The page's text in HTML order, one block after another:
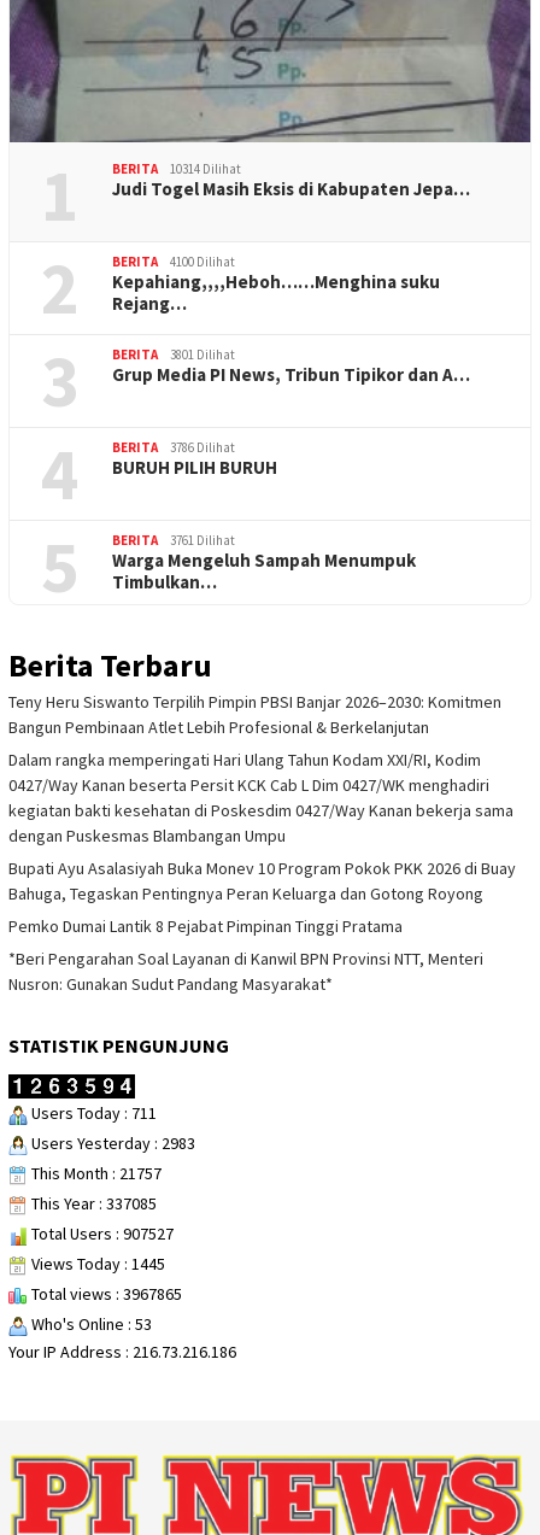
1 BERITA 10314 Dilihat
Judi Togel Masih Eksis di Kabupaten Jepa…
2 BERITA 4100 Dilihat
Kepahiang,,,,Heboh……Menghina suku
Rejang…
3 BERITA 3801 Dilihat
Grup Media PI News, Tribun Tipikor dan A…
4 BERITA 3786 Dilihat
BURUH PILIH BURUH
5 BERITA 3761 Dilihat
Warga Mengeluh Sampah Menumpuk
Timbulkan…
Berita Terbaru
Teny Heru Siswanto Terpilih Pimpin PBSI Banjar 2026–2030: Komitmen
Bangun Pembinaan Atlet Lebih Profesional & Berkelanjutan
Dalam rangka memperingati Hari Ulang Tahun Kodam XXI/RI, Kodim
0427/Way Kanan beserta Persit KCK Cab L Dim 0427/WK menghadiri
kegiatan bakti kesehatan di Poskesdim 0427/Way Kanan bekerja sama
dengan Puskesmas Blambangan Umpu
Bupati Ayu Asalasiyah Buka Monev 10 Program Pokok PKK 2026 di Buay
Bahuga, Tegaskan Pentingnya Peran Keluarga dan Gotong Royong
Pemko Dumai Lantik 8 Pejabat Pimpinan Tinggi Pratama
*Beri Pengarahan Soal Layanan di Kanwil BPN Provinsi NTT, Menteri
Nusron: Gunakan Sudut Pandang Masyarakat*
STATISTIK PENGUNJUNG
Users Today : 711
Users Yesterday : 2983
This Month : 21757
This Year : 337085
Total Users : 907527
Views Today : 1445
Total views : 3967865
Who's Online : 53
Your IP Address : 216.73.216.186